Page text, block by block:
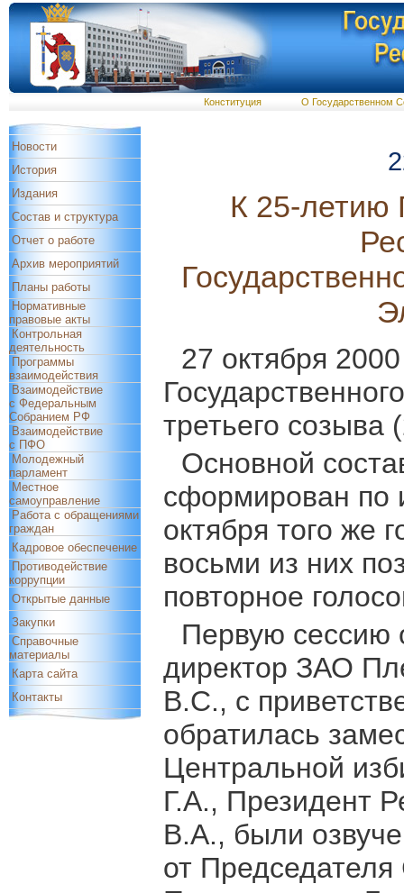
Конституция О Государственном
Новости
История
Издания
Состав и структура
Отчет о работе
Архив мероприятий
Планы работы
Нормативные
правовые акты
Контрольная
деятельность
Программы
взаимодействия
Взаимодействие
с Федеральным
Собранием РФ
Взаимодействие
с ПФО
Молодежный
парламент
Местное
самоуправление
Работа с обращениями
граждан
Кадровое обеспечение
Противодействие
коррупции
Открытые данные
Закупки
Справочные
материалы
Карта сайта
Контакты
К 25-летию
27 октября
третьего созыва
Основной
сформирован по
октября того же
восьми из них
повторное
Первую сессию
директор ЗАО
В.С., с
обратилась
Центральной
Г.А., Президент
В.А., были
от